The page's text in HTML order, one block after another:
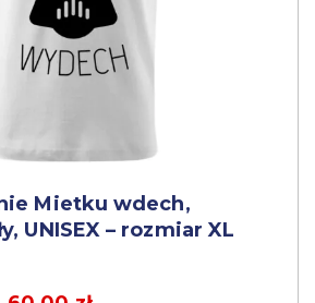
Mietku wdech,
UNISEX – rozmiar XL